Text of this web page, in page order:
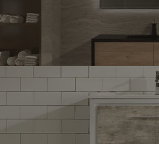
6. Collection Mélanie